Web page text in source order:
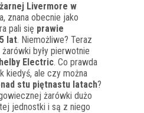
Livermore w
znana obecnie jako
pali się prawie
lat. Niemożliwe? Teraz
były pierwotnie
Electric. Co prawda
kiedyś, ale czy można
stu piętnastu latach?
żarówki dużo
jednostki i są z niego